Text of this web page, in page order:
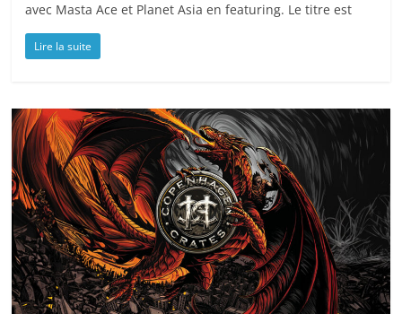
avec Masta Ace et Planet Asia en featuring. Le titre est
Lire la suite